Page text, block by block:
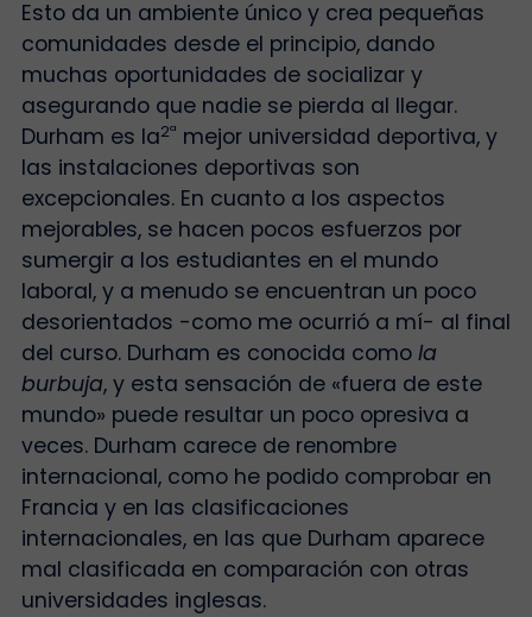
Esto da un ambiente único y crea pequeñas
comunidades desde el principio, dando
muchas oportunidades de socializar y
asegurando que nadie se pierda al llegar.
Durham es la2ª mejor universidad deportiva, y
las instalaciones deportivas son
excepcionales. En cuanto a los aspectos
mejorables, se hacen pocos esfuerzos por
sumergir a los estudiantes en el mundo
laboral, y a menudo se encuentran un poco
desorientados -como me ocurrió a mí- al final
del curso. Durham es conocida como la
burbuja, y esta sensación de «fuera de este
mundo» puede resultar un poco opresiva a
veces. Durham carece de renombre
internacional, como he podido comprobar en
Francia y en las clasificaciones
internacionales, en las que Durham aparece
mal clasificada en comparación con otras
universidades inglesas.